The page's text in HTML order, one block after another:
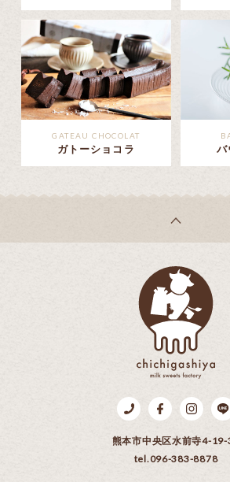
GATEAU CHOCOLAT
ガトーショコラ バ
Tel.096-383-8878
Facebook
熊本市中央区水前寺4-19-
tel.096-383-8878